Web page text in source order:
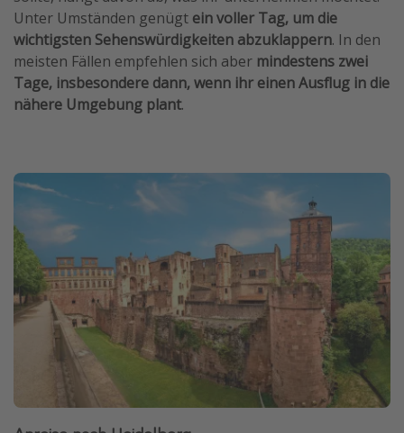
Unter Umständen genügt ein voller Tag, um die
wichtigsten Sehenswürdigkeiten abzuklappern. In den
meisten Fällen empfehlen sich aber mindestens zwei
Tage, insbesondere dann, wenn ihr einen Ausflug in die
nähere Umgebung plant.